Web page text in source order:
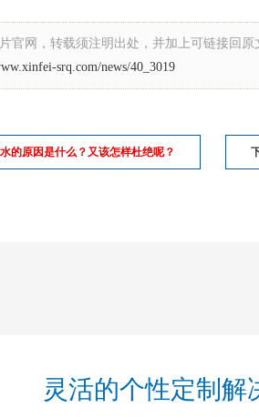
官网，转载须注明出处，并加上可链接回原
srq.com/news/40_3019
的原因是什么？又该怎样杜绝呢？
灵活的个性定制解